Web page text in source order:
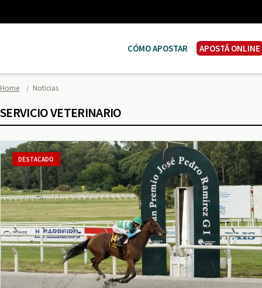
CÓMO APOSTAR APOSTÁ ONLINE
Home Noticias
SERVICIO VETERINARIO
DESTACADO